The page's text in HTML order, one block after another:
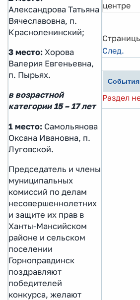
Александрова Татьяна
Вячеславовна, п.
Красноленинский;
3 место: Хорова
Валерия Евгеньевна,
п. Пырьях.
в возрастной
категории 15 – 17 лет
1 место: Самольянова
Оксана Ивановна, п.
Луговской.
Председатель и члены
муниципальных
комиссий по делам
несовершеннолетних
и защите их прав в
Ханты-Мансийском
районе и сельском
поселении
Горноправдинск
поздравляют
победителей
конкурса, желают
центре
След.
Раздел